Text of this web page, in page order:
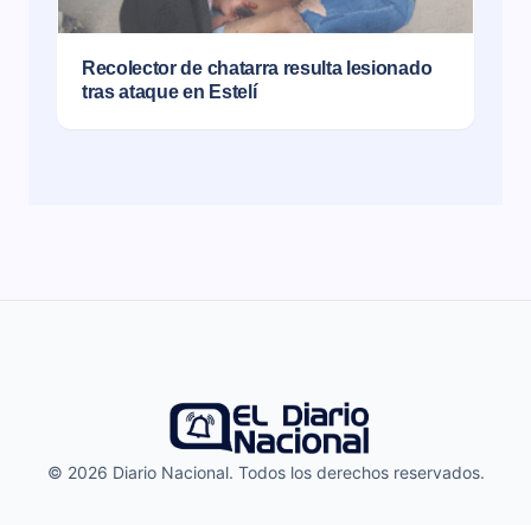
Recolector de chatarra resulta lesionado
tras ataque en Estelí
© 2026 Diario Nacional. Todos los derechos reservados.